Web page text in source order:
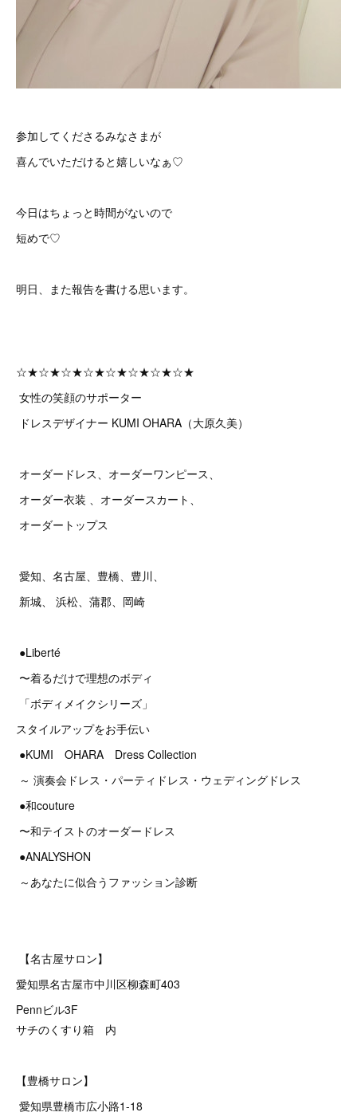
参加してくださるみなさまが
喜んでいただけると嬉しいなぁ♡
今日はちょっと時間がないので
短めで♡
明日、また報告を書ける思います。
☆★☆★☆★☆★☆★☆★☆★☆★
女性の笑顔のサポーター
ドレスデザイナー KUMI OHARA（大原久美）
オーダードレス、オーダーワンピース、
オーダー衣装 、オーダースカート、
オーダートップス
愛知、名古屋、豊橋、豊川、
新城、 浜松、蒲郡、岡崎
●Liberté
〜着るだけで理想のボディ
「ボディメイクシリーズ」
スタイルアップをお手伝い
●KUMI OHARA Dress Collection
～ 演奏会ドレス・パーティドレス・ウェディングドレス
●和couture
〜和テイストのオーダードレス
●ANALYSHON
～あなたに似合うファッション診断
【名古屋サロン】
愛知県名古屋市中川区柳森町403
Pennビル3F
サチのくすり箱 内
【豊橋サロン】
愛知県豊橋市広小路1-18